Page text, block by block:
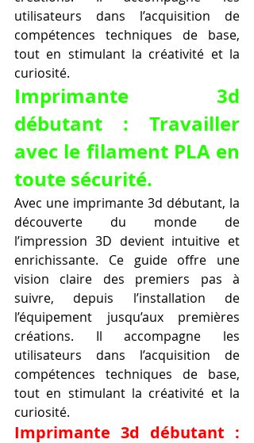
utilisateurs dans l’acquisition de
compétences techniques de base,
tout en stimulant la créativité et la
curiosité.
Imprimante 3d
débutant : Travailler
avec le filament PLA en
toute sécurité.
Avec une imprimante 3d débutant, la
découverte du monde de
l’impression 3D devient intuitive et
enrichissante. Ce guide offre une
vision claire des premiers pas à
suivre, depuis l’installation de
l’équipement jusqu’aux premières
créations. Il accompagne les
utilisateurs dans l’acquisition de
compétences techniques de base,
tout en stimulant la créativité et la
curiosité.
Imprimante 3d débutant :